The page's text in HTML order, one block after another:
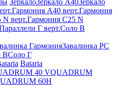
ЗеркалоЗеркало А40Зеркало
Гармония А40 верт.Гармония
верт.Гармония С25 N
Г верт.Соло В
ГармонияЗавалинка РС
ВСоло Г
Bataria
40 VQUADRUM
60H